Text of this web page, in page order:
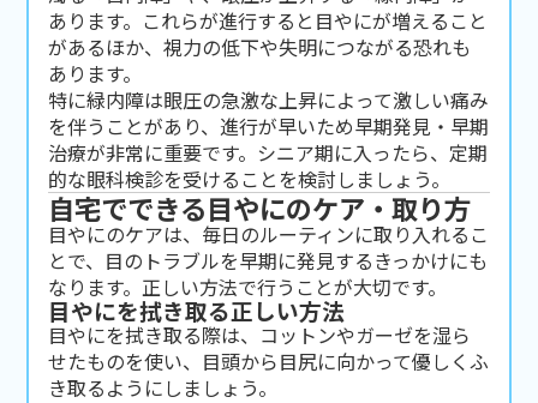
あります。これらが進行すると目やにが増えること
があるほか、視力の低下や失明につながる恐れも
あります。
特に緑内障は眼圧の急激な上昇によって激しい痛み
を伴うことがあり、進行が早いため早期発見・早期
治療が非常に重要です。シニア期に入ったら、定期
的な眼科検診を受けることを検討しましょう。
自宅でできる目やにのケア・取り方
目やにのケアは、毎日のルーティンに取り入れるこ
とで、目のトラブルを早期に発見するきっかけにも
なります。正しい方法で行うことが大切です。
目やにを拭き取る正しい方法
目やにを拭き取る際は、コットンやガーゼを湿ら
せたものを使い、目頭から目尻に向かって優しくふ
き取るようにしましょう。